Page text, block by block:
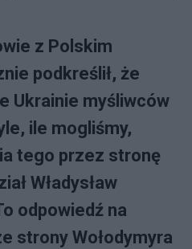
z Polskim
podkreślił, że
Ukrainie myśliwców
ile mogliśmy,
tego przez stronę
Władysław
odpowiedź na
strony Wołodymyra